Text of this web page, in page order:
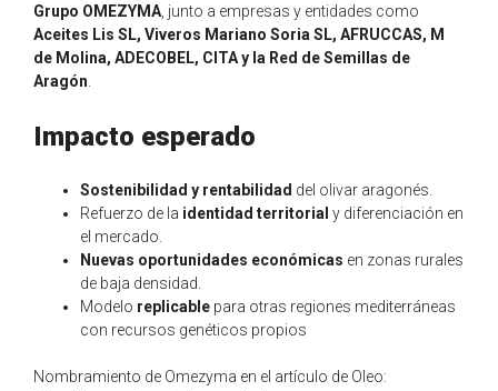
Grupo OMEZYMA , junto a empresas y entidades como
Aceites Lis SL, Viveros Mariano Soria SL, AFRUCCAS, M
de Molina, ADECOBEL, CITA y la Red de Semillas de
Aragón
Impacto esperado
Sostenibilidad y rentabilidad del olivar aragonés.
Refuerzo de la identidad territorial y diferenciación en
el mercado.
Nuevas oportunidades económicas en zonas rurales
de baja densidad.
Modelo replicable para otras regiones mediterráneas
con recursos genéticos propios
Nombramiento de Omezyma en el artículo de Oleo: